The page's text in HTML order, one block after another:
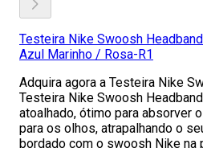
Testeira Nike Swoosh
Azul Marinho / Rosa-R1
Adquira agora a Testeira Nike
Testeira Nike Swoosh
atoalhado, ótimo para absorver
para os olhos, atrapalhando o
bordado com o swoosh Nike na